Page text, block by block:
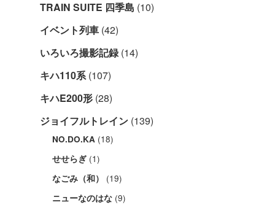
TRAIN SUITE 四季島 (10)
イベント列車 (42)
いろいろ撮影記録(14)
キハ110系(107)
キハE200形 (28)
ジョイフルトレイン (139)
NO.DO.KA (18)
せせらぎ (1)
なごみ（和） (19)
ニューなのはな (9)